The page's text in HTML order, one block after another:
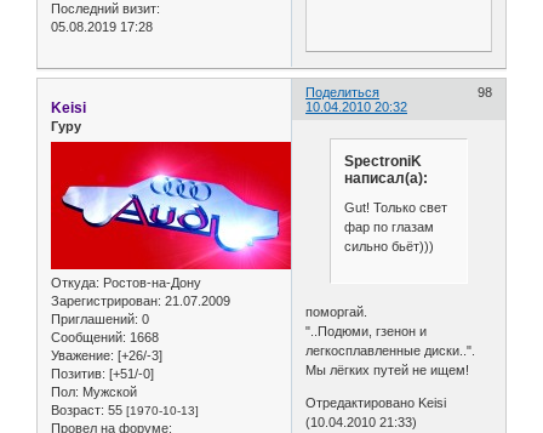
Последний визит:
05.08.2019 17:28
Поделиться
98
10.04.2010 20:32
Keisi
Гуру
Откуда: Ростов-на-Дону
Зарегистрирован: 21.07.2009
Приглашений: 0
Сообщений: 1668
Уважение: [+26/-3]
Позитив: [+51/-0]
Пол: Мужской
Возраст: 55 [1970-10-13]
Провел на форуме:
SpectroniK
написал(а):
Gut! Только свет
фар по глазам
сильно бьёт)))
поморгай.
"..Подюми, гзенон и
легкосплавленные диски..".
Мы лёгких путей не ищем!
Отредактировано Keisi
(10.04.2010 21:33)